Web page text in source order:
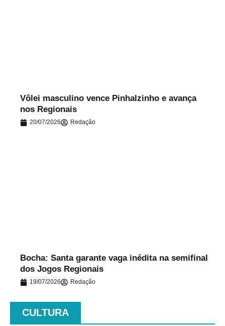
Vôlei masculino vence Pinhalzinho e avança
nos Regionais
20/07/2026 Redação
Bocha: Santa garante vaga inédita na semifinal
dos Jogos Regionais
19/07/2026 Redação
CULTURA